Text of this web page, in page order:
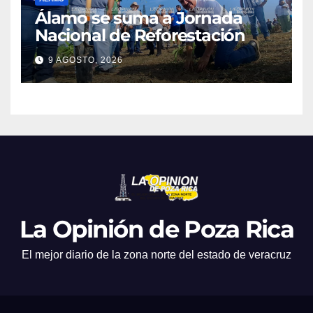
Álamo se suma a Jornada
Nacional de Reforestación
9 AGOSTO, 2026
La Opinión de Poza Rica
El mejor diario de la zona norte del estado de veracruz